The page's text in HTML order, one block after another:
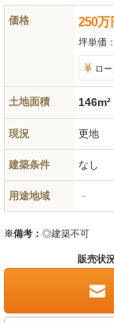
価格 250万
坪単価：
ロ
土地面積
現況 更地
建築条件 なし
用途地域 －
※備考： ◎建築不可
販売状